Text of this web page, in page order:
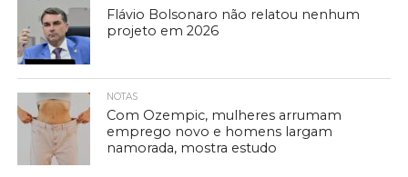
Flávio Bolsonaro não relatou nenhum
projeto em 2026
NOTAS
Com Ozempic, mulheres arrumam
emprego novo e homens largam
namorada, mostra estudo